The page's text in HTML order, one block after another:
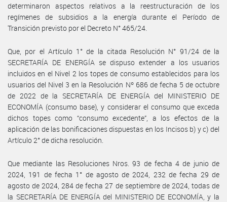
determinaron aspectos relativos a la reestructuración de los
regímenes de subsidios a la energía durante el Período de
Transición previsto por el Decreto N° 465/24.
Que, por el Artículo 1° de la citada Resolución N° 91/24 de la
SECRETARÍA DE ENERGÍA se dispuso extender a los usuarios
incluidos en el Nivel 2 los topes de consumo establecidos para los
usuarios del Nivel 3 en la Resolución Nº 686 de fecha 5 de octubre
de 2022 de la SECRETARÍA DE ENERGÍA del MINISTERIO DE
ECONOMÍA (consumo base), y considerar el consumo que exceda
dichos topes como “consumo excedente”, a los efectos de la
aplicación de las bonificaciones dispuestas en los Incisos b) y c) del
Artículo 2° de dicha resolución.
Que mediante las Resoluciones Nros. 93 de fecha 4 de junio de
2024, 191 de fecha 1° de agosto de 2024, 232 de fecha 29 de
agosto de 2024, 284 de fecha 27 de septiembre de 2024, todas de
la SECRETARÍA DE ENERGÍA del MINISTERIO DE ECONOMÍA, y la